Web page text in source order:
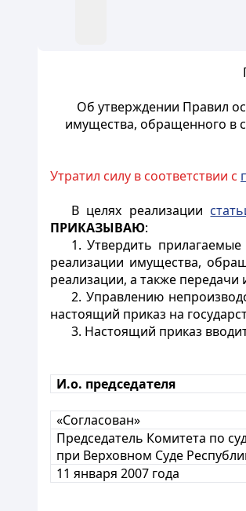
Об утверждении Правил
имущества, обращенного в
Утратил силу в соответствии с
В целях реализации
ПРИКАЗЫВАЮ:
1. Утвердить прилагаемые
реализации имущества,
реализации, а также
2. Управлению
настоящий приказ на
3. Настоящий приказ
И.о. председателя
«Согласован»
Председатель Комитета по
при Верховном Суде
11 января 2007 года